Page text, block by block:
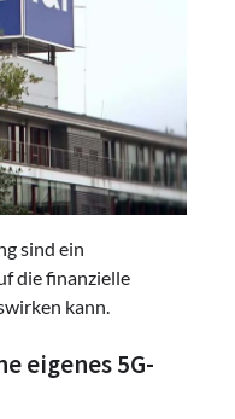
sind ein
die finanzielle
kann.
eigenes 5G-